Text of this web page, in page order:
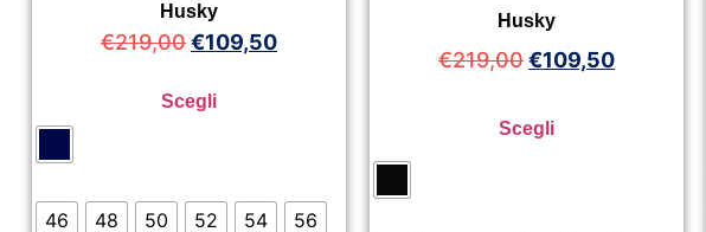
Husky
€219,00€109,50
Scegli
46 48 50 52 54
56
Husky
€219,00€109,50
Scegli